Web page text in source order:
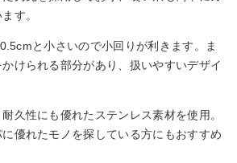
す。
と小さいので小回りが利きます。ま
けられる部分があり、扱いやすいデザイ
久性にも優れたステンレス素材を使用。
優れたモノを探している方にもおすすめ